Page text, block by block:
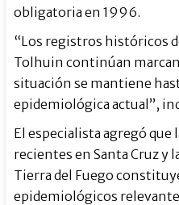
obligatoria en 1996.
“Los registros históricos
Tolhuin continúan
situación se mantiene
epidemiológica actual”,
El especialista agregó que
recientes en Santa Cruz y
Tierra del Fuego
epidemiológicos